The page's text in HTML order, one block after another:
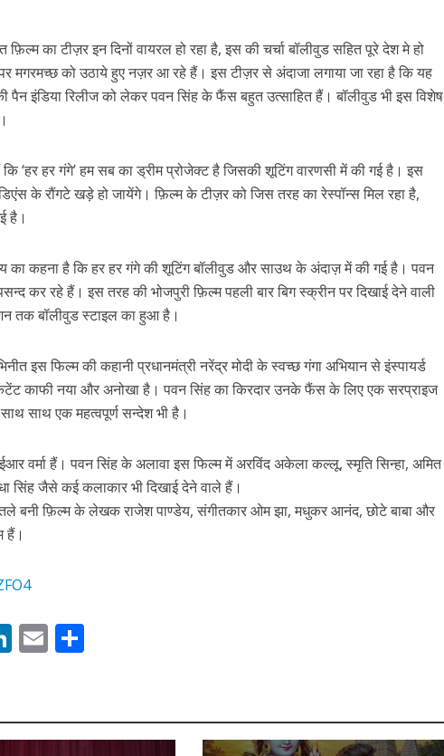
हुआ भोजपुरी गीत जिंदगी जियल छोड़ देहब, दर्शकों का मिल रहा भरपूर प्यार
साथ 25 वर्षों का सफर, अब ‘ओम गोल्डन फ्यूचर मूवीज़’ के साथ नई पारी शुरू करेंगे प्रेमचंद्र झा
का टीज़र इन दिनों वायरल हो रहा है, इस की चर्चा बॉलीवुड सहित पूरे देश मे हो
मगरमच्छ को उठाये हुए नज़र आ रहे हैं। इस टीज़र से अंदाजा लगाया जा रहा है कि यह
इंडिया रिलीज को लेकर पवन सिंह के फैंस बहुत उत्साहित हैं। बॉलीवुड भी इस विशेष
‘हर हर गंगे’ हम सब का ड्रीम प्रोजेक्ट है जिसकी शूटिंग वारणसी में की गई है। इस
के रौंगटे खड़े हो जायेंगे। फ़िल्म के टीज़र को जिस तरह का रेस्पॉन्स मिल रहा है,
है।
का कहना है कि हर हर गंगे की शूटिंग बॉलीवुड और साउथ के अंदाज़ में की गई है। पवन
कर रहे हैं। इस तरह की भोजपुरी फ़िल्म पहली बार बिग स्क्रीन पर दिखाई देने वाली
तक बॉलीवुड स्टाइल का हुआ है।
इस फिल्म की कहानी प्रधानमंत्री नरेंद्र मोदी के स्वच्छ गंगा अभियान से इंस्पायर्ड
काफी नया और अनोखा है। पवन सिंह का किरदार उनके फैंस के लिए एक सरप्राइज
साथ एक महत्वपूर्ण सन्देश भी है।
वर्मा हैं। पवन सिंह के अलावा इस फिल्म में अरविंद अकेला कल्लू, स्मृति सिन्हा, अमित
सिंह जैसे कई कलाकार भी दिखाई देने वाले हैं।
बनी फ़िल्म के लेखक राजेश पाण्डेय, संगीतकार ओम झा, मधुकर आनंद, छोटे बाबा और
हैं।
Li
e
E
l e